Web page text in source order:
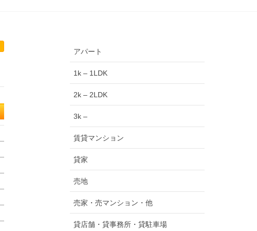
アパート
1k – 1LDK
2k – 2LDK
3k –
賃貸マンション
貸家
売地
売家・売マンション・他
貸店舗・貸事務所・貸駐車場